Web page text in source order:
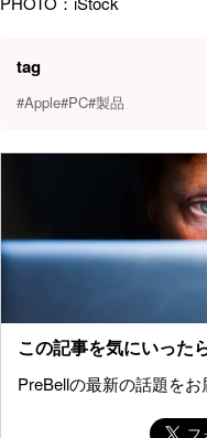
tag
#Apple#PC#製品
この記事を気にいった
PreBellの最新の話題をお